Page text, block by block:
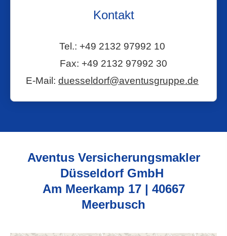
Kontakt
Tel.: +49 2132 97992 10
Fax: +49 2132 97992 30
E-Mail: duesseldorf@aventusgruppe.de
Aventus Ver­sicherungs­makler
Düsseldorf GmbH
Am Meerkamp 17 | 40667
Meerbusch